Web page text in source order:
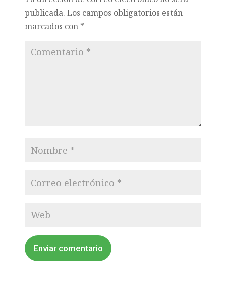
publicada. Los campos obligatorios están
marcados con *
Enviar comentario